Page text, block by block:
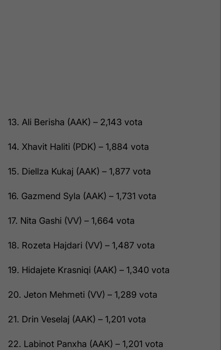
13. Ali Berisha (AAK) – 2,143 vota
14. Xhavit Haliti (PDK) – 1,884 vota
15. Diellza Kukaj (AAK) – 1,877 vota
16. Gazmend Syla (AAK) – 1,731 vota
17. Nita Gashi (VV) – 1,664 vota
18. Rozeta Hajdari (VV) – 1,487 vota
19. Hidajete Krasniqi (AAK) – 1,340 vota
20. Jeton Mehmeti (VV) – 1,289 vota
21. Drin Veselaj (AAK) – 1,201 vota
22. Labinot Panxha (AAK) – 1,201 vota